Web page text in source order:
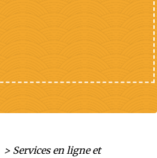
> Services en ligne et